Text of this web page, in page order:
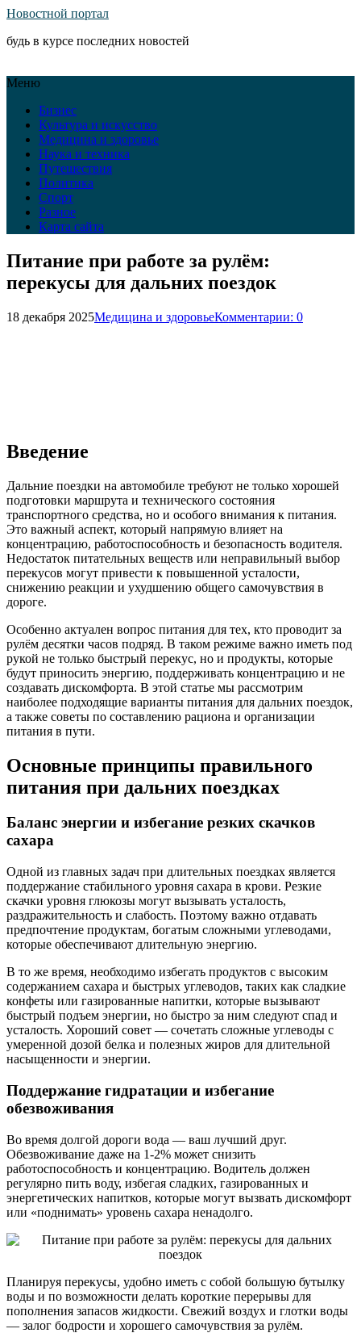
Новостной портал
будь в курсе последних новостей
Меню
Бизнес
Культура и искусство
Медицина и здоровье
Наука и техника
Путешествия
Политика
Спорт
Разное
Карта сайта
Питание при работе за рулём:
перекусы для дальних поездок
18 декабря 2025Медицина и здоровьеКомментарии: 0
Введение
Дальние поездки на автомобиле требуют не только хорошей
подготовки маршрута и технического состояния
транспортного средства, но и особого внимания к питания.
Это важный аспект, который напрямую влияет на
концентрацию, работоспособность и безопасность водителя.
Недостаток питательных веществ или неправильный выбор
перекусов могут привести к повышенной усталости,
снижению реакции и ухудшению общего самочувствия в
дороге.
Особенно актуален вопрос питания для тех, кто проводит за
рулём десятки часов подряд. В таком режиме важно иметь под
рукой не только быстрый перекус, но и продукты, которые
будут приносить энергию, поддерживать концентрацию и не
создавать дискомфорта. В этой статье мы рассмотрим
наиболее подходящие варианты питания для дальних поездок,
а также советы по составлению рациона и организации
питания в пути.
Основные принципы правильного
питания при дальних поездках
Баланс энергии и избегание резких скачков
сахара
Одной из главных задач при длительных поездках является
поддержание стабильного уровня сахара в крови. Резкие
скачки уровня глюкозы могут вызывать усталость,
раздражительность и слабость. Поэтому важно отдавать
предпочтение продуктам, богатым сложными углеводами,
которые обеспечивают длительную энергию.
В то же время, необходимо избегать продуктов с высоким
содержанием сахара и быстрых углеводов, таких как сладкие
конфеты или газированные напитки, которые вызывают
быстрый подъем энергии, но быстро за ним следуют спад и
усталость. Хороший совет — сочетать сложные углеводы с
умеренной дозой белка и полезных жиров для длительной
насыщенности и энергии.
Поддержание гидратации и избегание
обезвоживания
Во время долгой дороги вода — ваш лучший друг.
Обезвоживание даже на 1-2% может снизить
работоспособность и концентрацию. Водитель должен
регулярно пить воду, избегая сладких, газированных и
энергетических напитков, которые могут вызвать дискомфорт
или «поднимать» уровень сахара ненадолго.
Планируя перекусы, удобно иметь с собой большую бутылку
воды и по возможности делать короткие перерывы для
пополнения запасов жидкости. Свежий воздух и глотки воды
— залог бодрости и хорошего самочувствия за рулём.